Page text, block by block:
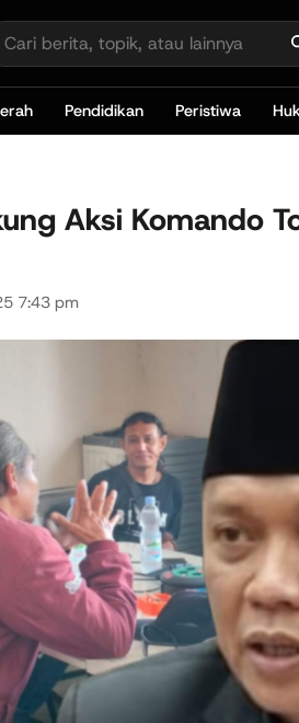
Pendidikan Peristiwa
Aksi Komando
7:43 pm